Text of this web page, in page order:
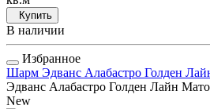
Купить
В наличии
Избранное
Шарм Эдванс Алабастро Голден
Эдванс Алабастро Голден Лайн
New